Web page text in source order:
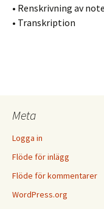
• Renskrivning av
• Transkription
Meta
Logga in
Flöde för inlägg
Flöde för kommentarer
WordPress.org